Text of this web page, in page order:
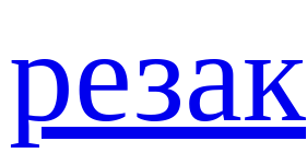
резак